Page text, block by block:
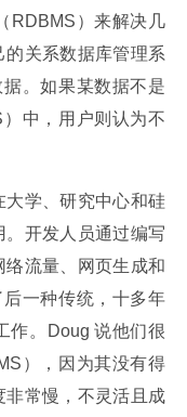
RDBMS）来解决几
关系数据库管理系
。如果某数据不是
中，用户则认为不
大学、研究中心和硅
开发人员通过编写
流量、网页生成和
一种传统，十多年
作。Doug 说他们很
），因为其没有得
非常慢，不灵活且成